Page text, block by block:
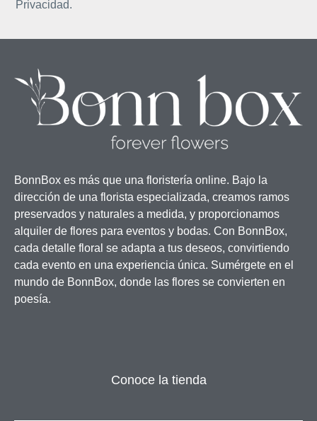
Privacidad.
BonnBox es más que una floristería online. Bajo la
dirección de una florista especializada, creamos ramos
preservados y naturales a medida, y proporcionamos
alquiler de flores para eventos y bodas. Con BonnBox,
cada detalle floral se adapta a tus deseos, convirtiendo
cada evento en una experiencia única. Sumérgete en el
mundo de BonnBox, donde las flores se convierten en
poesía.
Conoce la tienda